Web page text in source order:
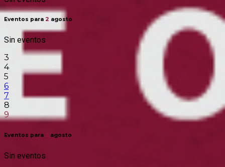
Eventos para 2 agosto
Sin eventos
3
4
5
6
7
8
9
Eventos para agosto
Sin eventos